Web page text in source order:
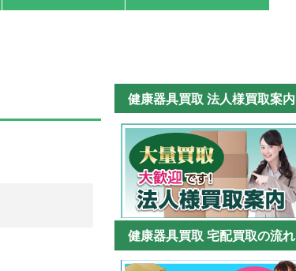
健康器具買取 法人様買取案内
健康器具買取 宅配買取の流れ